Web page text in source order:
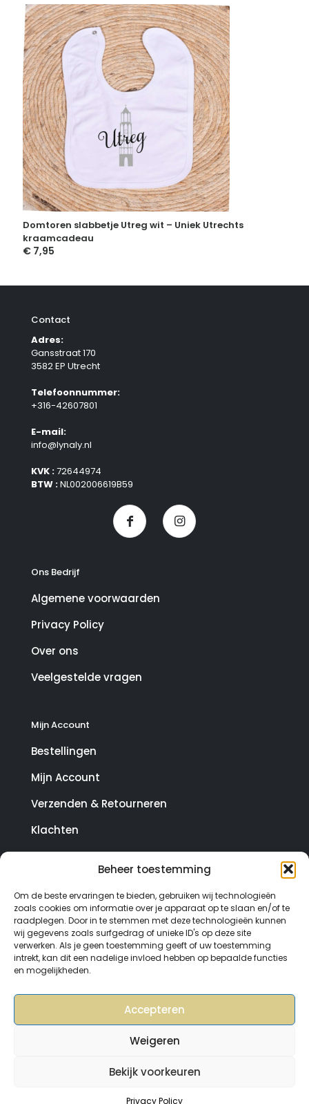
Beheer toestemming
Om de beste ervaringen te bieden, gebruiken wij technologieën
zoals cookies om informatie over je apparaat op te slaan en/of te
raadplegen. Door in te stemmen met deze technologieën kunnen
wij gegevens zoals surfgedrag of unieke ID's op deze site
verwerken. Als je geen toestemming geeft of uw toestemming
intrekt, kan dit een nadelige invloed hebben op bepaalde functies
en mogelijkheden.
Accepteren
Weigeren
Bekijk voorkeuren
Privacy Policy
Domtoren slabbetje Utreg wit – Uniek Utrechts
kraamcadeau
€ 7,95
Contact
Adres:
Gansstraat 170
3582 EP Utrecht
Telefoonnummer:
+316-42607801
E-mail:
info@lynaly.nl
KVK :72644974
BTW :NL002006619B59
Ons Bedrijf
Algemene voorwaarden
Privacy Policy
Over ons
Veelgestelde vragen
Mijn Account
Bestellingen
Mijn Account
Verzenden & Retourneren
Klachten
© Copyright SterrenHosting 2021-2026 - In opdracht
van Lynaly.nl